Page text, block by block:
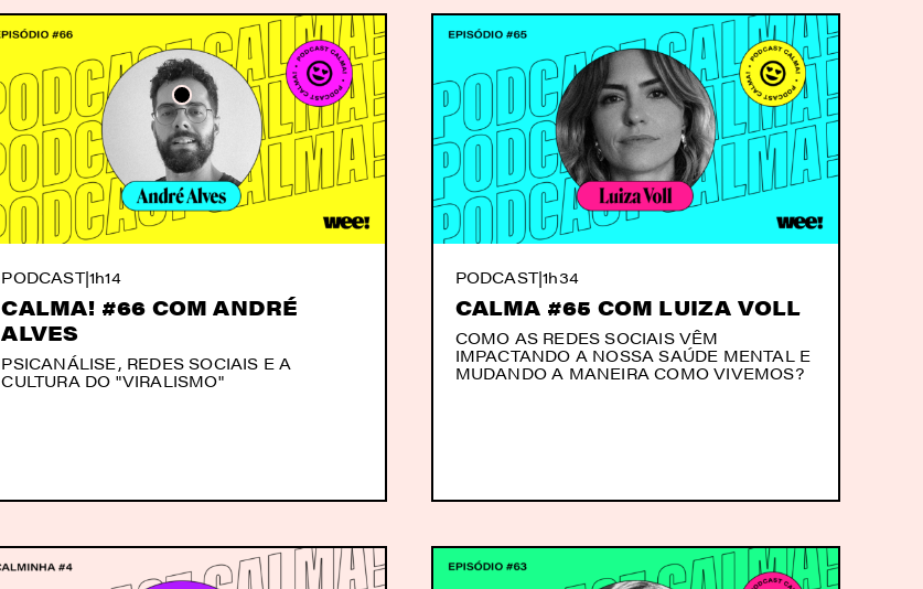
PODCAST|1h14
CALMA! #66 COM ANDRÉ
ALVES
PSICANÁLISE, REDES SOCIAIS E A
CULTURA DO "VIRALISMO"
PODCAST|1h34
CALMA #65 COM LUIZA VOLL
COMO AS REDES SOCIAIS VÊM
IMPACTANDO A NOSSA SAÚDE MENTAL E
MUDANDO A MANEIRA COMO VIVEMOS?